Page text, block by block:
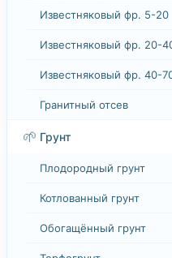
Известняковый фр. 5-20
Известняковый фр. 20-
Известняковый фр. 40-
Гранитный отсев
🌱 Грунт
Плодородный грунт
Котлованный грунт
Обогащённый грунт